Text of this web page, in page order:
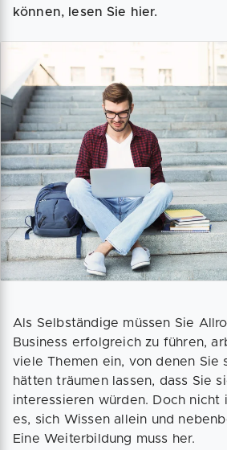
können, lesen Sie hier.
Als Selbständige müssen Sie
Business erfolgreich zu führen,
viele Themen ein, von denen Sie
hätten träumen lassen, dass Sie
interessieren würden. Doch nicht
es, sich Wissen allein und
Eine Weiterbildung muss her.